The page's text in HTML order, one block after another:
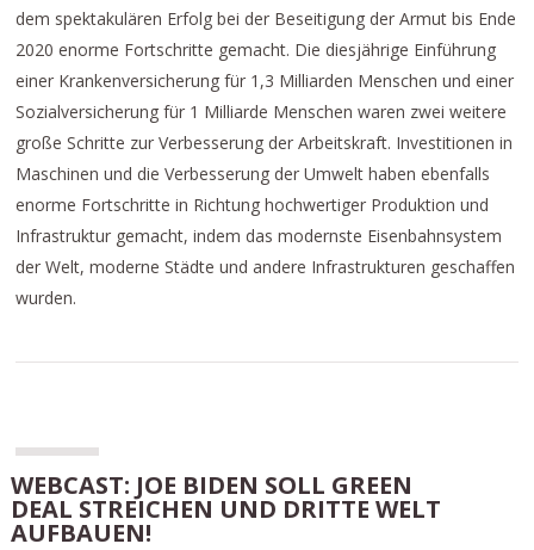
dem spektakulären Erfolg bei der Beseitigung der Armut bis Ende
2020 enorme Fortschritte gemacht. Die diesjährige Einführung
einer Krankenversicherung für 1,3 Milliarden Menschen und einer
Sozialversicherung für 1 Milliarde Menschen waren zwei weitere
große Schritte zur Verbesserung der Arbeitskraft. Investitionen in
Maschinen und die Verbesserung der Umwelt haben ebenfalls
enorme Fortschritte in Richtung hochwertiger Produktion und
Infrastruktur gemacht, indem das modernste Eisenbahnsystem
der Welt, moderne Städte und andere Infrastrukturen geschaffen
wurden.
WEBCAST: JOE BIDEN SOLL GREEN
DEAL STREICHEN UND DRITTE WELT
AUFBAUEN!